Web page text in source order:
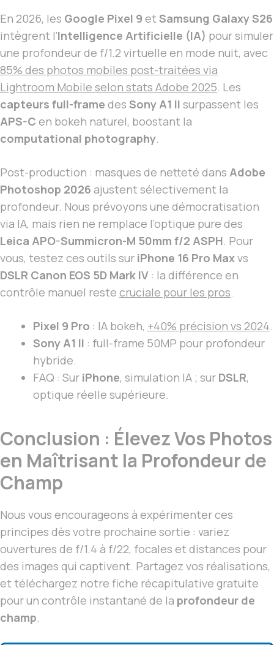
En 2026, les Google Pixel 9 et Samsung Galaxy S26
intègrent l’Intelligence Artificielle (IA) pour simuler
une profondeur de f/1.2 virtuelle en mode nuit, avec
85% des photos mobiles post-traitées via
Lightroom Mobile selon stats Adobe 2025. Les
capteurs full-frame des Sony A1 II surpassent les
APS-C en bokeh naturel, boostant la
computational photography.
Post-production : masques de netteté dans Adobe
Photoshop 2026 ajustent sélectivement la
profondeur. Nous prévoyons une démocratisation
via IA, mais rien ne remplace l’optique pure des
Leica APO-Summicron-M 50mm f/2 ASPH. Pour
vous, testez ces outils sur iPhone 16 Pro Maxvs
DSLR Canon EOS 5D Mark IV : la différence en
contrôle manuel reste cruciale pour les pros.
Pixel 9 Pro : IA bokeh, +40% précision vs 2024.
Sony A1 II : full-frame 50MP pour profondeur
hybride.
FAQ : Sur iPhone, simulation IA ; sur DSLR,
optique réelle supérieure.
Conclusion : Élevez Vos Photos
en Maîtrisant la Profondeur de
Champ
Nous vous encourageons à expérimenter ces
principes dès votre prochaine sortie : variez
ouvertures de f/1.4 à f/22, focales et distances pour
des images qui captivent. Partagez vos réalisations,
et téléchargez notre fiche récapitulative gratuite
pour un contrôle instantané de la profondeur de
champ.